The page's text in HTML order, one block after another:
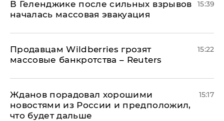
В Геленджике после сильных взрывов
началась массовая эвакуация
15:39
Продавцам Wildberries грозят
массовые банкротства – Reuters
15:22
Жданов порадовал хорошими
новостями из России и предположил,
что будет дальше
15:17